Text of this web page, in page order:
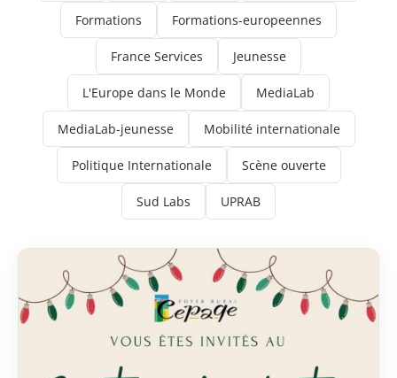
Formations Formations-europeennes
France Services Jeunesse
L'Europe dans le Monde MediaLab
MediaLab-jeunesse Mobilité internationale
Politique Internationale Scène ouverte
Sud Labs UPRAB